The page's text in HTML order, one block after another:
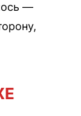
—